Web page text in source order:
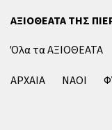
ΑΞΙΟΘΕΑΤΑ ΤΗΣ
Όλα τα ΑΞΙΟΘΕΑΤΑ
ΑΡΧΑΙΑ
ΝΑΟΙ